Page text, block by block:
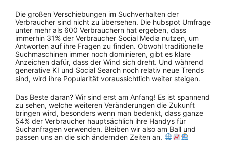
Die großen Verschiebungen im Suchverhalten der
Verbraucher sind nicht zu übersehen. Die hubspot Umfrage
unter mehr als 600 Verbrauchern hat ergeben, dass
immerhin 31% der Verbraucher Social Media nutzen, um
Antworten auf ihre Fragen zu finden. Obwohl traditionelle
Suchmaschinen immer noch dominieren, gibt es klare
Anzeichen dafür, dass der Wind sich dreht. Und während
generative KI und Social Search noch relativ neue Trends
sind, wird ihre Popularität voraussichtlich weiter steigen.
Das Beste daran? Wir sind erst am Anfang! Es ist spannend
zu sehen, welche weiteren Veränderungen die Zukunft
bringen wird, besonders wenn man bedenkt, dass ganze
54% der Verbraucher hauptsächlich ihre Handys für
Suchanfragen verwenden. Bleiben wir also am Ball und
passen uns an die sich ändernden Zeiten an.